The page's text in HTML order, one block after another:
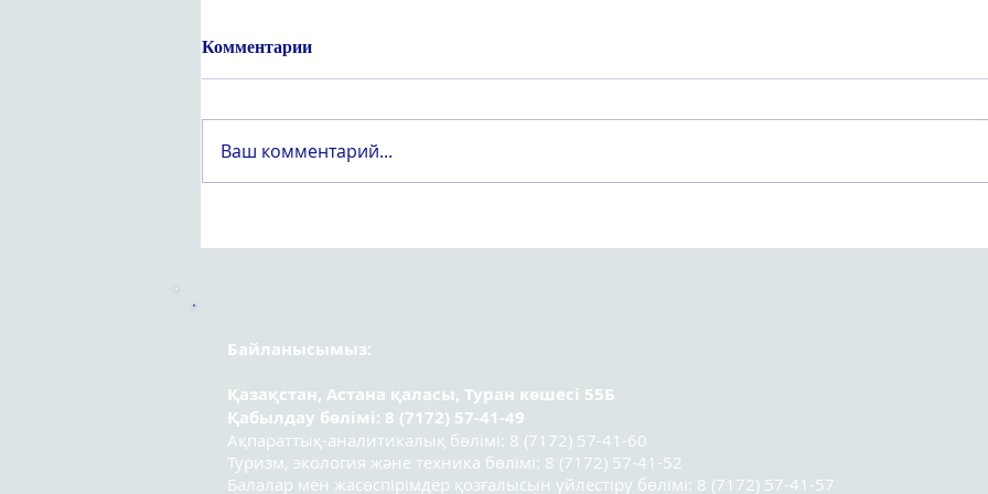
Комментарии
Ваш комментарий...
Байланысымыз:
Қазақстан, Астана қаласы, Туран көшесі 55Б
Қабылдау бөлімі: 8 (7172) 57-41-49
Ақпараттық-аналитикалық бөлімі: 8 (7172) 57-41-60
Туризм, экология және техника бөлімі: 8 (7172) 57-41-52
Балалар мен жасөспірімдер қозғалысын үйлестіру бөлімі: 8 (7172) 57-41-57